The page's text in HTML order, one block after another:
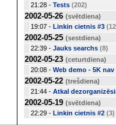
21:28 - Tests (202)
2002-05-26 (svētdiena)
19:07 - Linkin cietnis #3
2002-05-25 (sestdiena)
22:39 - Jauks searchs (8)
2002-05-23 (ceturtdiena)
20:08 - Web demo - 5K
2002-05-22 (trešdiena)
21:44 - Atkal
2002-05-19 (svētdiena)
22:29 - Linkin cietnis #2 (3)